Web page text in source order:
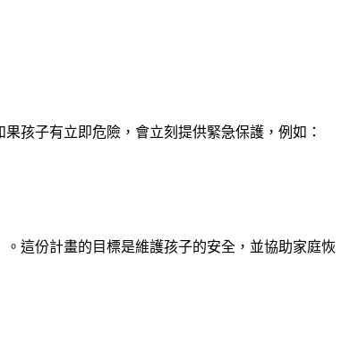
孩子有立即危險，會立刻提供緊急保護，例如：
這份計畫的目標是維護孩子的安全，並協助家庭恢